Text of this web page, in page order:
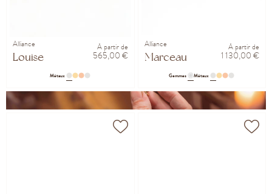
Alliance
Louise
À partir de
565,00 €
Métaux
Alliance
Marceau
À partir de
1 130,00 €
Gemmes Métaux